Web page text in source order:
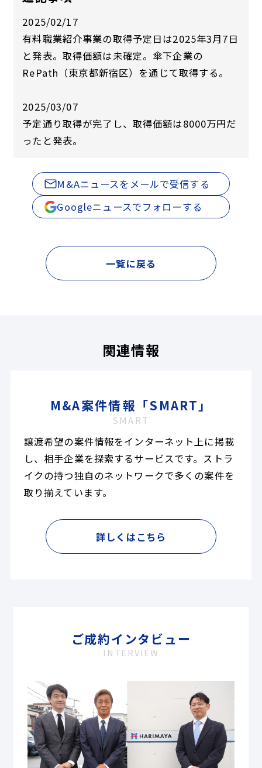
2025/02/17
有料職業紹介事業の取得予定日は2025年3月7日
と発表。取得価額は未確定。傘下企業の
RePath（東京都新宿区）を通じて取得する。
2025/03/07
予定通り取得が完了し、取得価額は8000万円だ
ったと発表。
M&Aニュースをメールで受信する
Googleニュースでフォローする
一覧に戻る
関連情報
M&A案件情報「SMART」
SMART
譲渡希望の案件情報をインターネット上に掲載
し、相手企業を探索するサービスです。ストラ
イクの持つ独自のネットワークで多くの案件を
取り揃えています。
詳しくはこちら
ご成約インタビュー
INTERVIEW